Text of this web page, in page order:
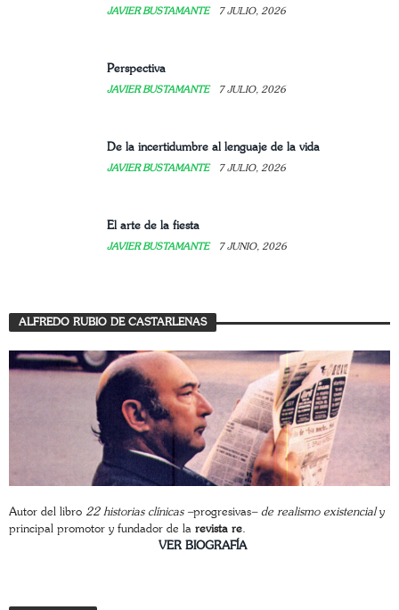
JAVIER BUSTAMANTE 7 JULIO, 2026
Perspectiva
JAVIER BUSTAMANTE 7 JULIO, 2026
De la incertidumbre al lenguaje de la vida
JAVIER BUSTAMANTE 7 JULIO, 2026
El arte de la fiesta
JAVIER BUSTAMANTE 7 JUNIO, 2026
ALFREDO RUBIO DE CASTARLENAS
Autor del libro 22 historias clínicas –progresivas– de realismo existencialy
principal promotor y fundador de la revista re.
VER BIOGRAFÍA